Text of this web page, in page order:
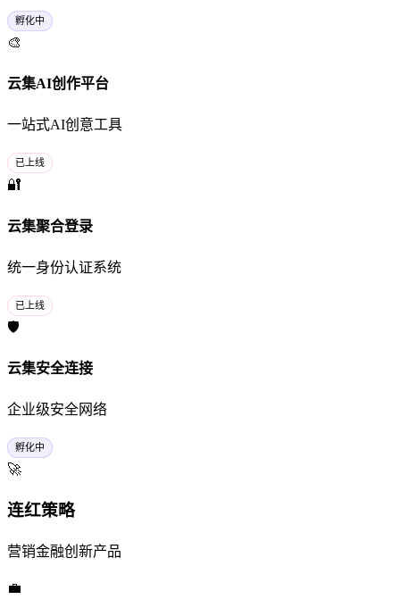
孵化中
🎨
云集AI创作平台
一站式AI创意工具
已上线
🔐
云集聚合登录
统一身份认证系统
已上线
🛡️
云集安全连接
企业级安全网络
孵化中
🚀
连红策略
营销金融创新产品
💼